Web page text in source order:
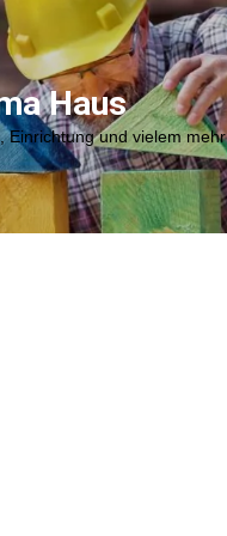
Haus
Einrichtung und vielem mehr